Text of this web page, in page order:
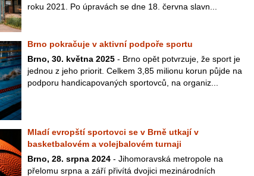
roku 2021. Po úpravách se dne 18. června slavn...
Brno pokračuje v aktivní podpoře sportu
Brno, 30. května 2025 - Brno opět potvrzuje, že sport je
jednou z jeho priorit. Celkem 3,85 milionu korun půjde na
podporu handicapovaných sportovců, na organiz...
Mladí evropští sportovci se v Brně utkají v
basketbalovém a volejbalovém turnaji
Brno, 28. srpna 2024 - Jihomoravská metropole na
přelomu srpna a září přivítá dvojici mezinárodních